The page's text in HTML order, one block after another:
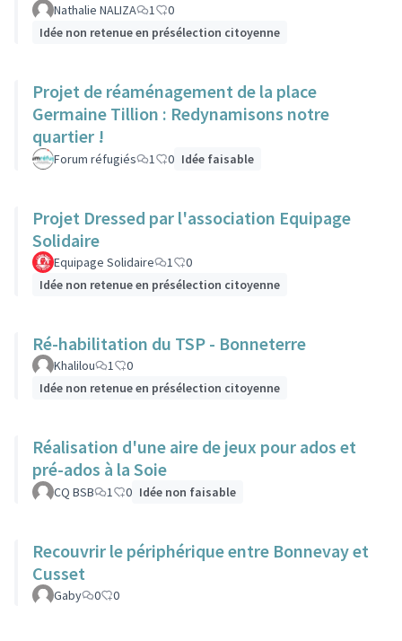
Nathalie NALIZA 1
0
Idée non retenue en présélection citoyenne
Projet de réaménagement de la place
Germaine Tillion : Redynamisons notre
quartier !
Forum réfugiés 1 0 Idée faisable
Projet Dressed par l'association Equipage
Solidaire
Equipage Solidaire 1
0
Idée non retenue en présélection citoyenne
Ré-habilitation du TSP - Bonneterre
Khalilou 1
0
Idée non retenue en présélection citoyenne
Réalisation d'une aire de jeux pour ados et
pré-ados à la Soie
CQ BSB 1 0 Idée non faisable
Recouvrir le périphérique entre Bonnevay et
Cusset
Gaby 0 0